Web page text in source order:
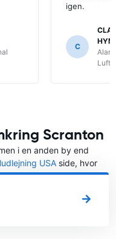
igen.
C
Scranton
i en anden by end
USA side, hvor
at leje en bil.